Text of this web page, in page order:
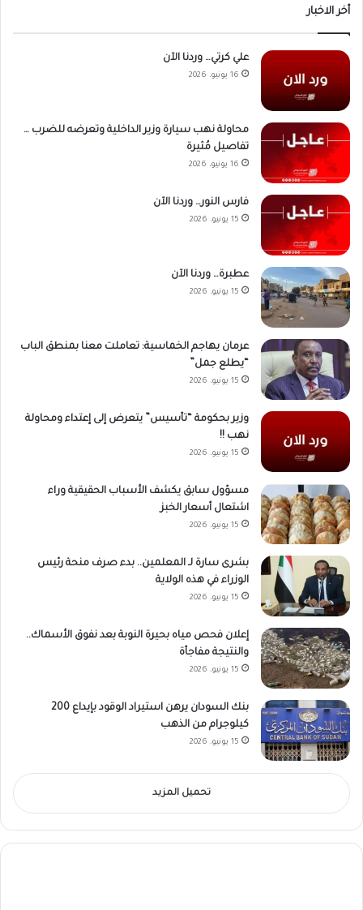
أخر الاخبار
علي كرتي… وردنا الآن
16 يونيو، 2026
محاولة نهب سيارة وزير الداخلية وتعرضه للضرب …
تفاصيل مُثيرة
16 يونيو، 2026
فارس النور… وردنا الآن
15 يونيو، 2026
عطبرة… وردنا الآن
15 يونيو، 2026
عرمان يهاجم الخماسية: تعاملت معنا بمنطق الباب
“يطلع جمل”
15 يونيو، 2026
وزير بحكومة “تأسيس” يتعرض إلى إعتداء ومحاولة
نهب !!
15 يونيو، 2026
مسؤول سابق يكشف الأسباب الحقيقية وراء
اشتعال أسعار الخبز
15 يونيو، 2026
بشرى سارة لـ المعلمين.. بدء صرف منحة رئيس
الوزراء في هذه الولاية
15 يونيو، 2026
إعلان فحص مياه بحيرة النوبة بعد نفوق الأسماك..
والنتيجة مفاجأة
15 يونيو، 2026
بنك السودان يرهن استيراد الوقود بإيداع 200
كيلوجرام من الذهب
15 يونيو، 2026
تحميل المزيد